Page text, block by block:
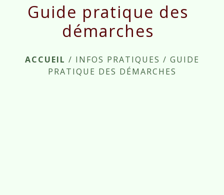
Guide pratique des
démarches
ACCUEIL / INFOS PRATIQUES / GUIDE
PRATIQUE DES DÉMARCHES